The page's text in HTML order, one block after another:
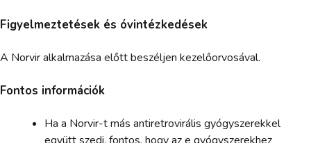
Figyelmeztetések és óvintézkedések
A Norvir alkalmazása előtt beszéljen kezelőorvosával.
Fontos információk
Ha a Norvir-t más antiretrovirális gyógyszerekkel